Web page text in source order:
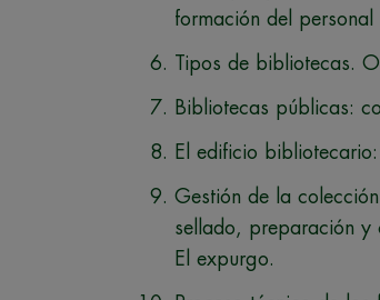
formación del
Tipos de bibliotecas.
Bibliotecas públicas:
El edificio
Gestión de la
sellado, preparación y
El expurgo.